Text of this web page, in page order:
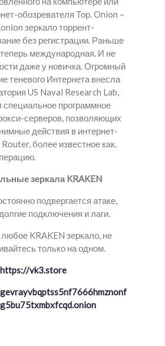
обозревателя Тор. Onion –
зеркало торрент-
без регистрации. Раньше
международная. И не
даже у новичка. Огромный
теневого Интернета внесла
US Naval Research Lab,
специальное программное
серверов, позволяющих
действия в интернет-
более известное как.
зеркала KRAKEN
подвергается атаке,
подключения и лаги.
KRAKEN зеркало, не
только на одном.
https://vk3.store